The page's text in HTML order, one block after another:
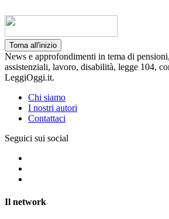
Torna all'inizio
News e approfondimenti in tema di
assistenziali, lavoro, disabilità, legge 104,
LeggiOggi.it.
Chi siamo
I nostri autori
Contattaci
Seguici sui social
Il network